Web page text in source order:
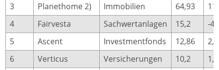
3 Planethome 2) Immobilien 64,93
4
Fairvesta Sachwertanlagen 15,2
-
5
Ascent Investmentfonds 12,86
6
Verticus Versicherungen 10,2